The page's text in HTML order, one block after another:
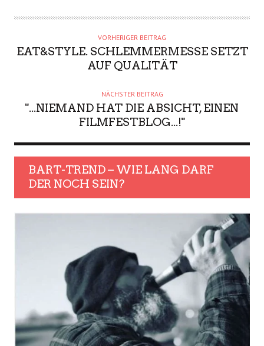
VORHERIGER BEITRAG
EAT&STYLE. SCHLEMMERMESSE SETZT
AUF QUALITÄT
NÄCHSTER BEITRAG
"...NIEMAND HAT DIE ABSICHT, EINEN
FILMFESTBLOG...!"
BART-TREND – WIE LANG DARF
DER NOCH SEIN?